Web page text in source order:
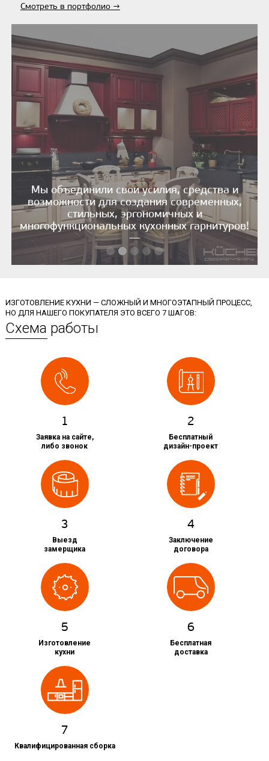
Смотреть в портфолио →
Мы объединили свои усилия, средства и
возможности для создания современных,
стильных, эргономичных и
многофункциональных кухонных гарнитуров!
—
ИЗГОТОВЛЕНИЕ КУХНИ — СЛОЖНЫЙ И МНОГОЭТАПНЫЙ ПРОЦЕСС,
НО ДЛЯ НАШЕГО ПОКУПАТЕЛЯ ЭТО ВСЕГО 7 ШАГОВ:
Схема работы
1
Заявка на сайте,
либо звонок
2
Бесплатный
дизайн-проект
3
Выезд
замерщика
4
Заключение
договора
5
Изготовление
кухни
6
Бесплатная
доставка
7
Квалифицированная сборка